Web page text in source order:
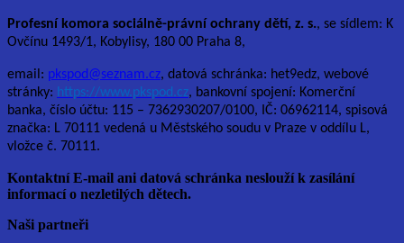
Profesní komora sociálně-právní ochrany dětí, z. s., se sídlem: K
Ovčínu 1493/1, Kobylisy, 180 00 Praha 8,
email: pkspod@seznam.cz, datová schránka: het9edz, webové
stránky: https://www.pkspod.cz, bankovní spojení: Komerční
banka, číslo účtu: 115 – 7362930207/0100, IČ: 06962114, spisová
značka: L 70111 vedená u Městského soudu v Praze v oddílu L,
vložce č. 70111.
Kontaktní E-mail ani datová schránka neslouží k zasílání
informací o nezletilých dětech.
Naši partneři